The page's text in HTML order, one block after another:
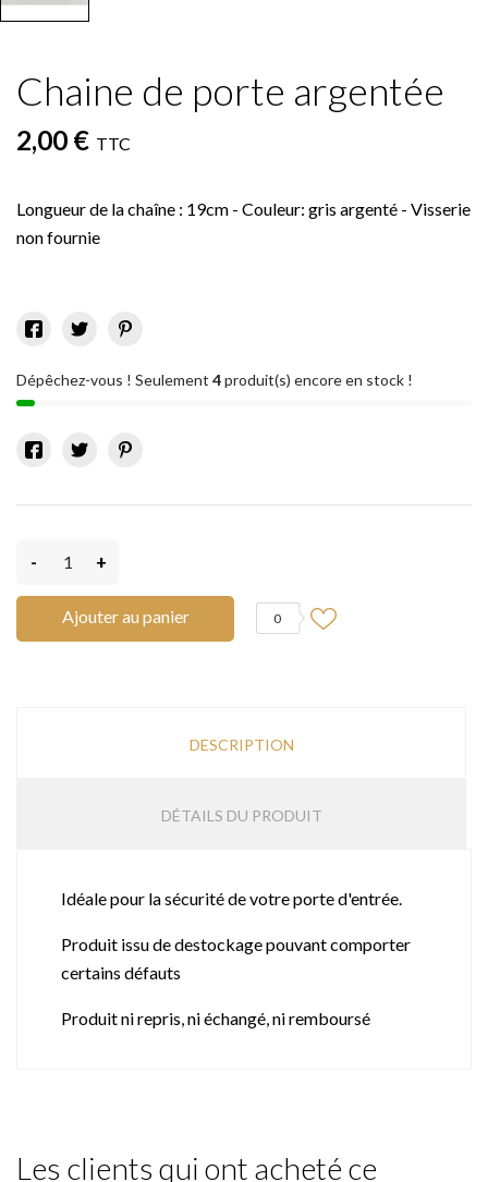
Chaine de porte argentée
2,00 € TTC
Longueur de la chaîne : 19cm - Couleur: gris argenté - Visserie
non fournie
Dépêchez-vous ! Seulement 4produit(s) encore en stock !
- +
Ajouter au panier 0
DESCRIPTION
DÉTAILS DU PRODUIT
Idéale pour la sécurité de votre porte d'entrée.
Produit issu de destockage pouvant comporter
certains défauts
Produit ni repris, ni échangé, ni remboursé
Les clients qui ont acheté ce